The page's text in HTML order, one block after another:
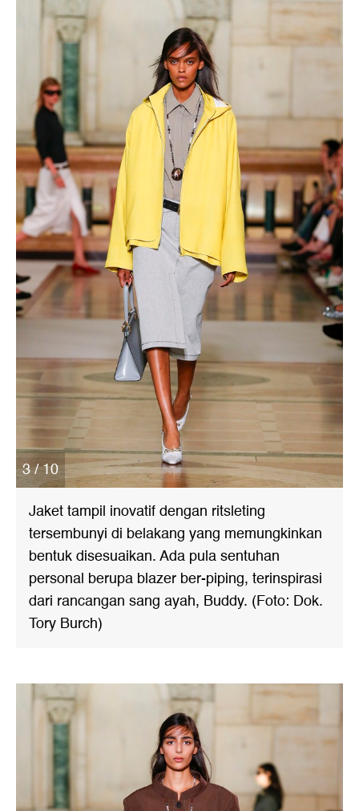
3 / 10
Jaket tampil inovatif dengan ritsleting
tersembunyi di belakang yang memungkinkan
bentuk disesuaikan. Ada pula sentuhan
personal berupa blazer ber-piping, terinspirasi
dari rancangan sang ayah, Buddy. (Foto: Dok.
Tory Burch)